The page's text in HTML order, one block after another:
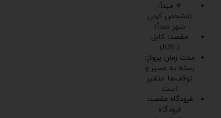
✈ مبدأ:
(مشخص کردن
شهر مبدأ)
مقصد: کابل
(KBL)
مدت زمان پرواز:
بسته به مسیر و
توقف‌ها متغیر
است
فرودگاه مقصد:
فرودگاه